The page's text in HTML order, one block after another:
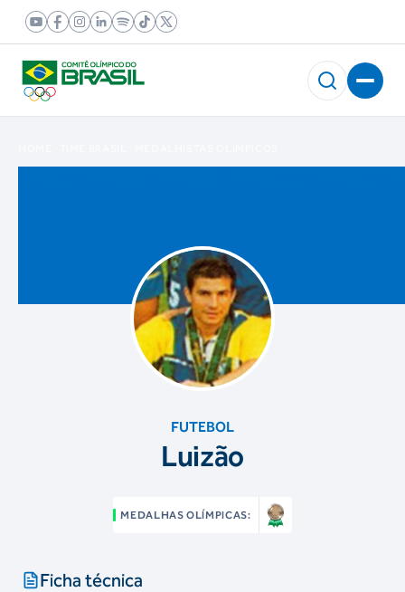
FUTEBOL
Luizão
MEDALHAS OLÍMPICAS:
Ficha técnica